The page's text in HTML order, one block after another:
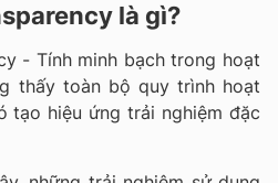
là gì?
- Tính minh bạch trong hoạt
thấy toàn bộ quy trình hoạt
tạo hiệu ứng trải nghiệm đặc